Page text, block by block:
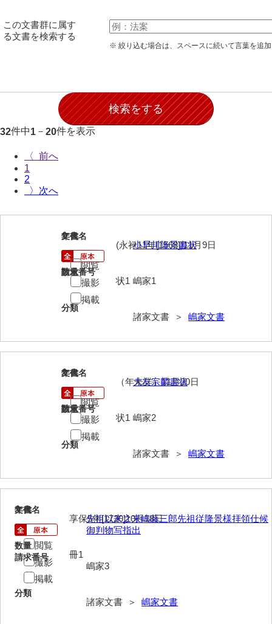
今井家文書
岩崎家文書（秋芳町）
岩崎家文書（鹿野町）
上野竹逸文書
上松氏収集文書
氏本家文書
宇多田家文書
内田家文書（豊中市）
内田伸採拓史料
内海家文書
宇野家文書
馬屋原家文書
梅村明文書
江浪家文書
惠本家文書
恵良宏収集文書
相木家文書
大谷家文書
この文書群に属す
る文書を検索する
※ 絞り込む場合は、スペースに続いて言葉を追
32件中1 － 20件を表示
〈
1
2
〉
1
文書名
小早川隆景書状
請求番号
嶋家1
分類
諸家文書 ＞ 嶋家文書
年代
(永禄11年[1568])11月9日
数量
状1
閲覧
撮影
掲載
2
文書名
大友宗麟書状
請求番号
嶋家2
分類
諸家文書 ＞ 嶋家文書
年代
（年未詳）11月20日
数量
状1
閲覧
撮影
掲載
3
文書名
先祖以来之来嶋藤三郎先祖従隆景様拝領仕候
御判物写指出
請求番号
嶋家3
分類
諸家文書 ＞ 嶋家文書
年代
享保5年[1720]10月18日
数量
冊1
閲覧
撮影
掲載